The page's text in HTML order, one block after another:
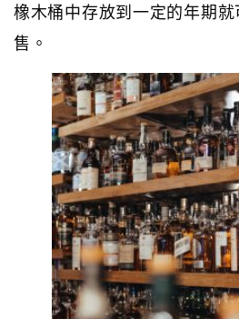
橡木桶中存放到一定的年期
售。